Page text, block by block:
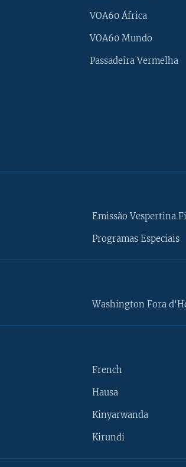
VOA60 África
VOA60 Mundo
Passadeira Vermelha
Emissão Vespertina
Programas Especiais
Washington Fora
French
Hausa
Kinyarwanda
Kirundi